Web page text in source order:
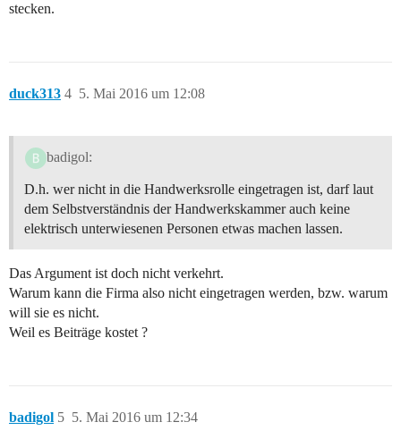
stecken.
duck313 5. Mai 2016 um 12:08
4
badigol:
D.h. wer nicht in die Handwerksrolle eingetragen ist, darf laut
dem Selbstverständnis der Handwerkskammer auch keine
elektrisch unterwiesenen Personen etwas machen lassen.
Das Argument ist doch nicht verkehrt.
Warum kann die Firma also nicht eingetragen werden, bzw. warum
will sie es nicht.
Weil es Beiträge kostet ?
badigol 5. Mai 2016 um 12:34
5